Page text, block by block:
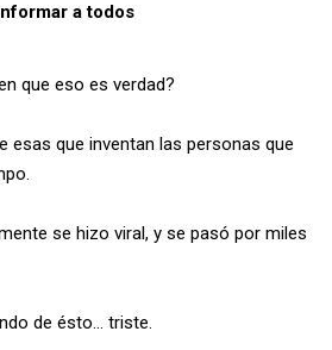
a todos
que eso es verdad?
esas que inventan las personas que
se hizo viral, y se pasó por miles
de ésto... triste.